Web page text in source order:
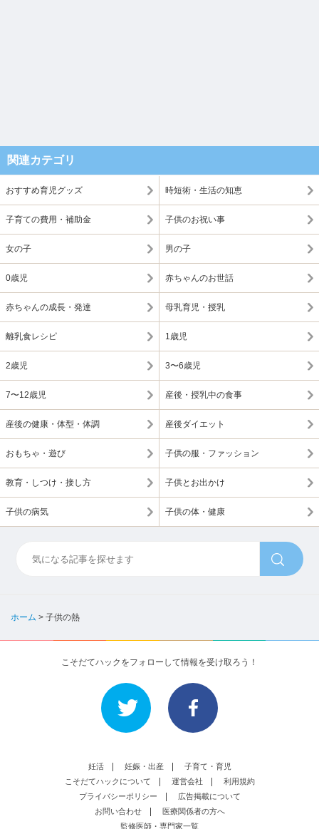
関連カテゴリ
おすすめ育児グッズ 時短術・生活の知恵
子育ての費用・補助金 子供のお祝い事
女の子 男の子
0歳児 赤ちゃんのお世話
赤ちゃんの成長・発達 母乳育児・授乳
離乳食レシピ 1歳児
2歳児 3〜6歳児
7〜12歳児 産後・授乳中の食事
産後の健康・体型・体調 産後ダイエット
おもちゃ・遊び 子供の服・ファッション
教育・しつけ・接し方 子供とお出かけ
子供の病気 子供の体・健康
ホーム > 子供の熱
こそだてハックをフォローして情報を受け取ろう！
妊活 妊娠・出産
子育て・育児
こそだてハックについて
運営会社
利用規約
プライバシーポリシー
広告掲載について
お問い合わせ
医療関係者の方へ
監修医師・専門家一覧